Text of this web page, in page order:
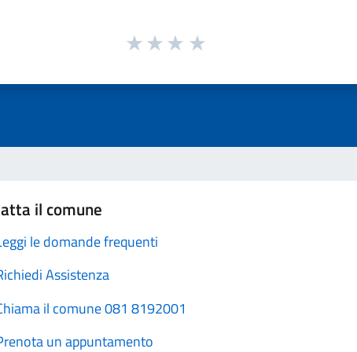
il comune
le domande frequenti
Assistenza
il comune 081 8192001
un appuntamento